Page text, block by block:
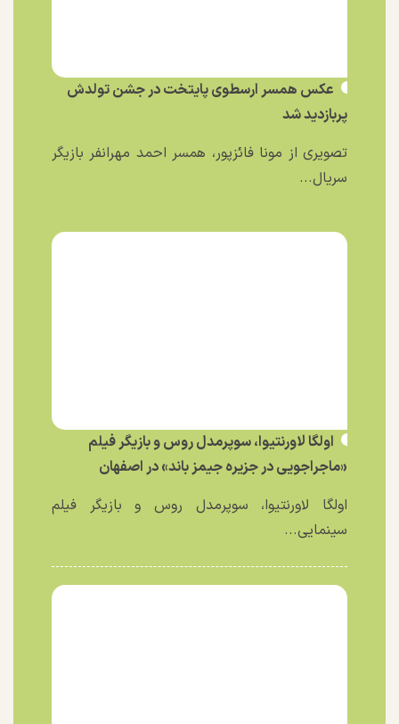
عکس همسر ارسطوی پایتخت در جشن تولدش
پربازدید شد
تصویری از مونا فائزپور، همسر احمد مهرانفر بازیگر
سریال...
اولگا لاورنتیوا، سوپرمدل روس و بازیگر فیلم
«ماجراجویی در جزیره جیمز باند» در اصفهان
اولگا لاورنتیوا، سوپرمدل روس و بازیگر فیلم
سینمایی...